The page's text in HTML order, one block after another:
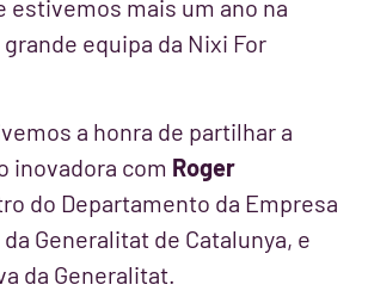
estivemos mais um ano na
equipa da Nixi For
a honra de partilhar a
inovadora com Roger
do Departamento da Empresa
Generalitat de Catalunya, e
da Generalitat.